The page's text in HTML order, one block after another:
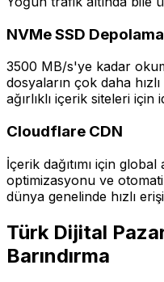
NVMe SSD Depolama
3500 MB/s'ye kadar
dosyaların çok daha
ağırlıklı içerik siteleri için
Cloudflare CDN
İçerik dağıtımı için
optimizasyonu ve
dünya genelinde hızlı
Türk Dijital
Barındırma